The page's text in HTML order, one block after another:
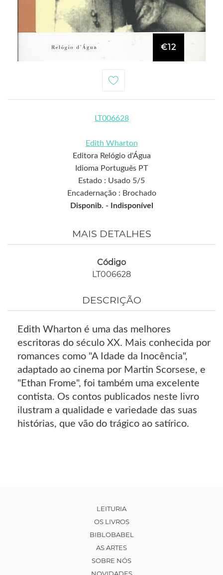
€12
LT006628
Edith Wharton
Editora Relógio d'Água
Idioma Português PT
Estado : Usado 5/5
Encadernação : Brochado
Disponib. -
Indisponível
MAIS DETALHES
Código
LT006628
DESCRIÇÃO
Edith Wharton é uma das melhores
escritoras do século XX. Mais conhecida por
romances como "A Idade da Inocência",
adaptado ao cinema por Martin Scorsese, e
"Ethan Frome", foi também uma excelente
contista. Os contos publicados neste livro
ilustram a qualidade e variedade das suas
histórias, que vão do trágico ao satírico.
LEITURIA
OS LIVROS
BIBLOBABEL
AS ARTES
SOBRE NÓS